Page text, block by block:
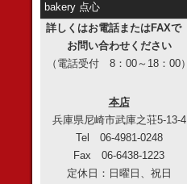
bakery 点心
詳しくはお電話またはFAXで
お問い合わせください
（電話受付 8：00～18：00）
本店
兵庫県尼崎市武庫之荘5-13-4
Tel 06-4981-0248
Fax 06-6438-1223
定休日：日曜日、祝日